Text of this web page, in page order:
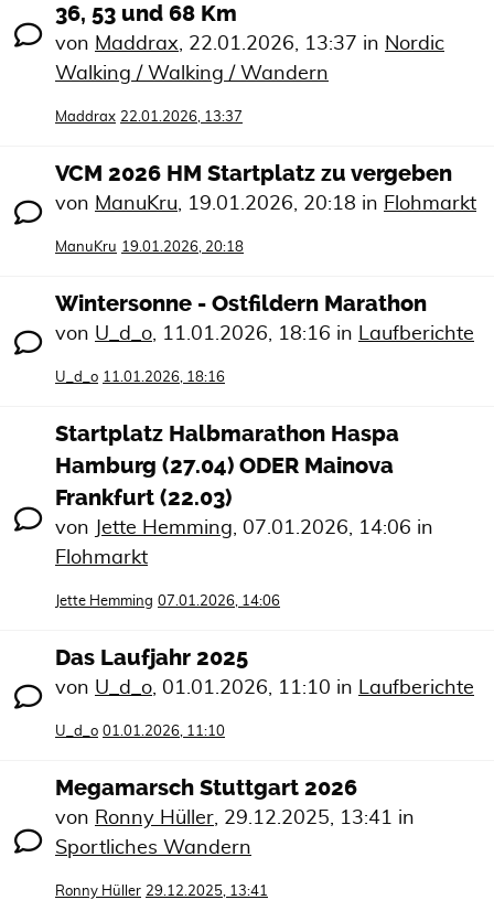
36, 53 und 68 Km
von Maddrax, 22.01.2026, 13:37 in Nordic
Walking / Walking / Wandern
Maddrax 22.01.2026, 13:37
VCM 2026 HM Startplatz zu vergeben
von ManuKru, 19.01.2026, 20:18 in Flohmarkt
ManuKru 19.01.2026, 20:18
Wintersonne - Ostfildern Marathon
von U_d_o, 11.01.2026, 18:16 in Laufberichte
U_d_o 11.01.2026, 18:16
Startplatz Halbmarathon Haspa
Hamburg (27.04) ODER Mainova
Frankfurt (22.03)
von Jette Hemming, 07.01.2026, 14:06 in
Flohmarkt
Jette Hemming 07.01.2026, 14:06
Das Laufjahr 2025
von U_d_o, 01.01.2026, 11:10 in Laufberichte
U_d_o 01.01.2026, 11:10
Megamarsch Stuttgart 2026
von Ronny Hüller, 29.12.2025, 13:41 in
Sportliches Wandern
Ronny Hüller 29.12.2025, 13:41